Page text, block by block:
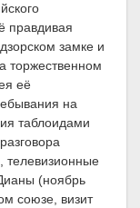
правдивая
замке и
торжественном
её
на
таблоидами
телевизионные
(ноябрь
союзе, визит